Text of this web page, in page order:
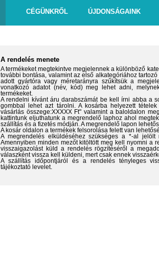
CÉGÜNKRŐL ÚJDONSÁGAINK
A rendelés menete
A termékeket megtekintve megjelennek a különböző
további bontása, valamint az első alkategóriához
adott gyártóra vagy méretarányra szűkítsük a
vonatkozó adatot (név, kód) meg lehet adni,
termékeket.
A rendelni kívánt áru darabszámát be kell írni abba a
gombbal lehet azt tárolni. A kosárba helyezett
vásárlás összege:XXXXX Ft" valamint a baloldalon
kattintunk eljuthatunk a megrendelő laphoz ahol
szállítás és a fizetés módján. A megrendelő lapon
A kosár oldalon a termékek felsorolása felett van
A megrendelés elküldéséhez szükséges a *-al jelölt
Amennyiben minden mezőt kitöltött meg kell nyomni a
visszaigazolást küld a rendelés rögzítéséről a
válaszként vissza kell küldeni, mert csak ennek
A szállítás időpontjáról és a rendelés tényleges
tájékoztató levelet.